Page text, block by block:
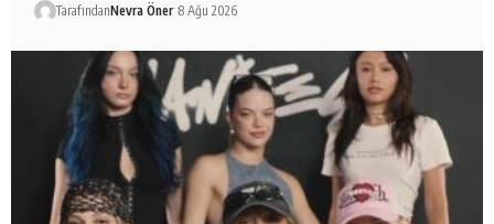
TarafındanNevra Öner 8 Ağu 2026